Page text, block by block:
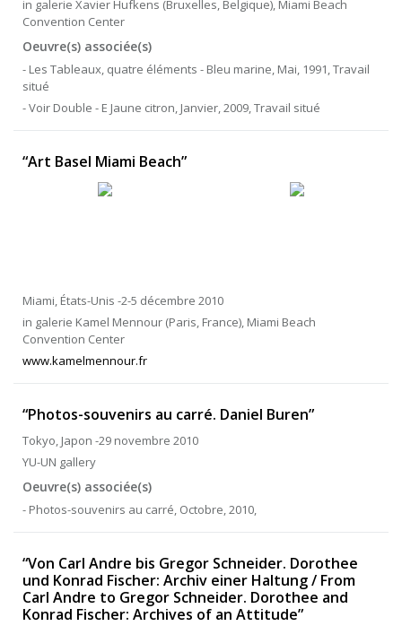
in galerie Xavier Hufkens (Bruxelles, Belgique), Miami Beach
Convention Center
Oeuvre(s) associée(s)
- Les Tableaux, quatre éléments - Bleu marine, Mai, 1991, Travail
situé
- Voir Double - E Jaune citron, Janvier, 2009, Travail situé
“Art Basel Miami Beach”
Miami, États-Unis -2-5 décembre 2010
in galerie Kamel Mennour (Paris, France), Miami Beach
Convention Center
www.kamelmennour.fr
“Photos-souvenirs au carré. Daniel Buren”
Tokyo, Japon -29 novembre 2010
YU-UN gallery
Oeuvre(s) associée(s)
- Photos-souvenirs au carré, Octobre, 2010,
“Von Carl Andre bis Gregor Schneider. Dorothee
und Konrad Fischer: Archiv einer Haltung / From
Carl Andre to Gregor Schneider. Dorothee and
Konrad Fischer: Archives of an Attitude”